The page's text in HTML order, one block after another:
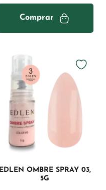
Comprar
EDLEN OMBRE SPRAY 03,
5G